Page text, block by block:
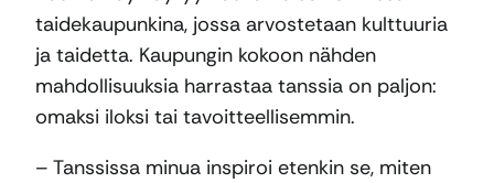
taidekaupunkina, jossa arvostetaan kulttuuria
ja taidetta. Kaupungin kokoon nähden
mahdollisuuksia harrastaa tanssia on paljon:
omaksi iloksi tai tavoitteellisemmin.
– Tanssissa minua inspiroi etenkin se, miten